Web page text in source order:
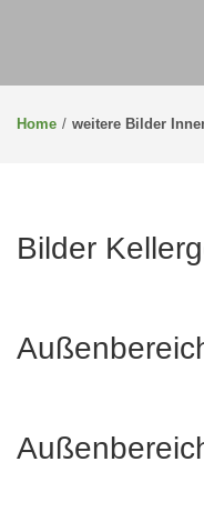
Home weitere Bilder
Bilder